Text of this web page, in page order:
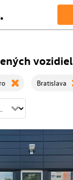
vozidiel
Bratislava